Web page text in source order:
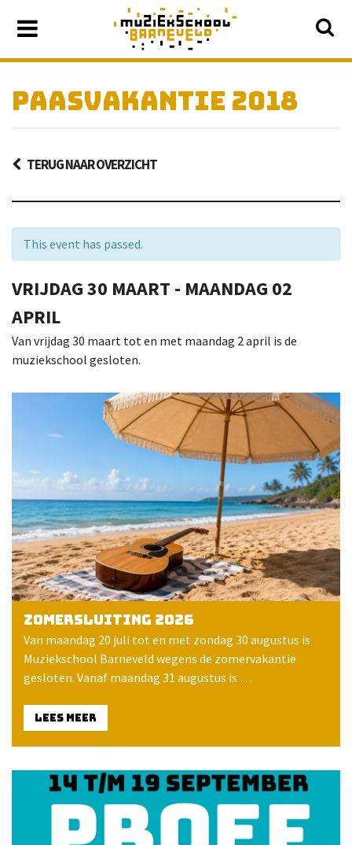
PAASVAKANTIE 2018
TERUG NAAR OVERZICHT
This event has passed.
VRIJDAG30 MAART - MAANDAG 02
APRIL
Van vrijdag 30 maart tot en met maandag 2 april is de
muziekschool gesloten.
Zomersluiting 2026
Van maandag 20 juli tot en met zondag 30 augustus is
Muziekschool Barneveld wegens de zomervakantie
gesloten. Vanaf maandag 31 augustus is …
LEES MEER